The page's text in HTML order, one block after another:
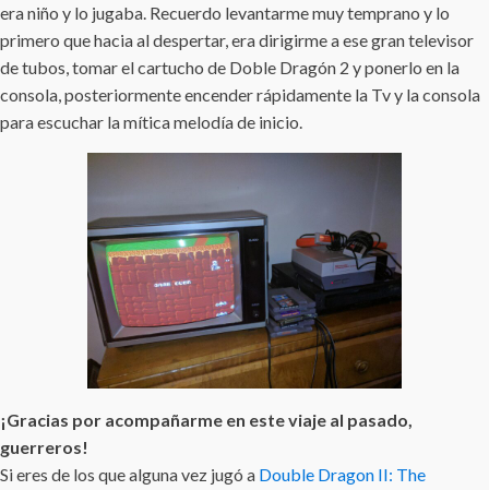
era niño y lo jugaba. Recuerdo levantarme muy temprano y lo
primero que hacia al despertar, era dirigirme a ese gran televisor
de tubos, tomar el cartucho de Doble Dragón 2 y ponerlo en la
consola, posteriormente encender rápidamente la Tv y la consola
para escuchar la mítica melodía de inicio.
¡Gracias por acompañarme en este viaje al pasado,
guerreros!
Si eres de los que alguna vez jugó a Double Dragon II: The